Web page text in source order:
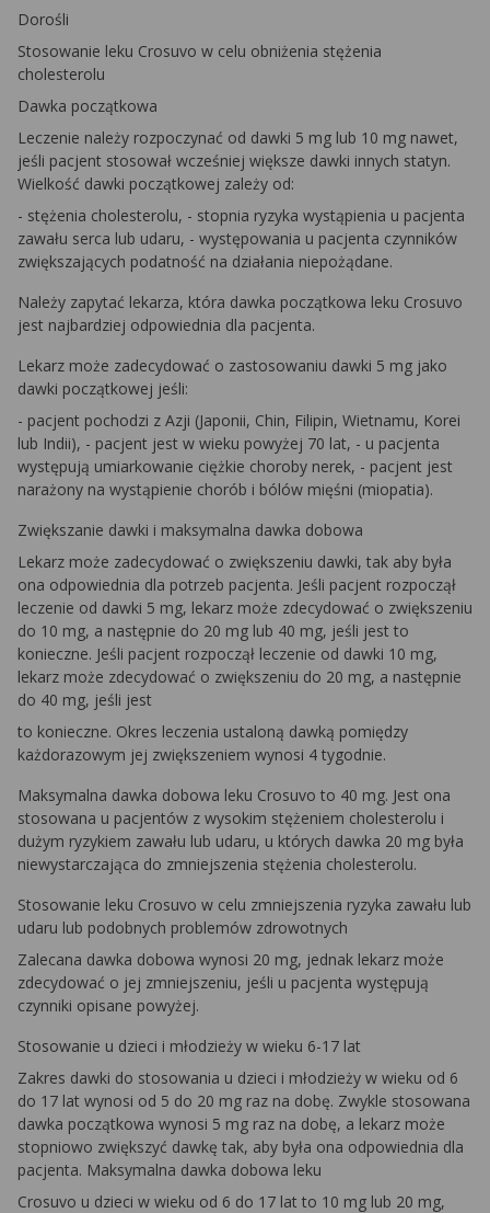
Dorośli
Stosowanie leku Crosuvo w celu obniżenia stężenia
cholesterolu
Dawka początkowa
Leczenie należy rozpoczynać od dawki 5 mg lub 10 mg nawet,
jeśli pacjent stosował wcześniej większe dawki innych statyn.
Wielkość dawki początkowej zależy od:
- stężenia cholesterolu, - stopnia ryzyka wystąpienia u pacjenta
zawału serca lub udaru, - występowania u pacjenta czynników
zwiększających podatność na działania niepożądane.
Należy zapytać lekarza, która dawka początkowa leku Crosuvo
jest najbardziej odpowiednia dla pacjenta.
Lekarz może zadecydować o zastosowaniu dawki 5 mg jako
dawki początkowej jeśli:
- pacjent pochodzi z Azji (Japonii, Chin, Filipin, Wietnamu, Korei
lub Indii), - pacjent jest w wieku powyżej 70 lat, - u pacjenta
występują umiarkowanie ciężkie choroby nerek, - pacjent jest
narażony na wystąpienie chorób i bólów mięśni (miopatia).
Zwiększanie dawki i maksymalna dawka dobowa
Lekarz może zadecydować o zwiększeniu dawki, tak aby była
ona odpowiednia dla potrzeb pacjenta. Jeśli pacjent rozpoczął
leczenie od dawki 5 mg, lekarz może zdecydować o zwiększeniu
do 10 mg, a następnie do 20 mg lub 40 mg, jeśli jest to
konieczne. Jeśli pacjent rozpoczął leczenie od dawki 10 mg,
lekarz może zdecydować o zwiększeniu do 20 mg, a następnie
do 40 mg, jeśli jest
to konieczne. Okres leczenia ustaloną dawką pomiędzy
każdorazowym jej zwiększeniem wynosi 4 tygodnie.
Maksymalna dawka dobowa leku Crosuvo to 40 mg. Jest ona
stosowana u pacjentów z wysokim stężeniem cholesterolu i
dużym ryzykiem zawału lub udaru, u których dawka 20 mg była
niewystarczająca do zmniejszenia stężenia cholesterolu.
Stosowanie leku Crosuvo w celu zmniejszenia ryzyka zawału lub
udaru lub podobnych problemów zdrowotnych
Zalecana dawka dobowa wynosi 20 mg, jednak lekarz może
zdecydować o jej zmniejszeniu, jeśli u pacjenta występują
czynniki opisane powyżej.
Stosowanie u dzieci i młodzieży w wieku 6-17 lat
Zakres dawki do stosowania u dzieci i młodzieży w wieku od 6
do 17 lat wynosi od 5 do 20 mg raz na dobę. Zwykle stosowana
dawka początkowa wynosi 5 mg raz na dobę, a lekarz może
stopniowo zwiększyć dawkę tak, aby była ona odpowiednia dla
pacjenta. Maksymalna dawka dobowa leku
Crosuvo u dzieci w wieku od 6 do 17 lat to 10 mg lub 20 mg,